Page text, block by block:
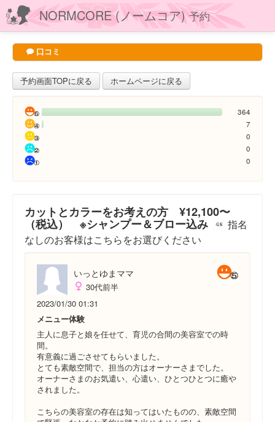
NORMCORE (ノームコア)予約
口コミ
予約画面TOPに戻る ホームページに戻る
364
7
0
0
0
カットとカラーをお考えの方 ¥12,100〜
（税込） ※シャンプー＆ブロー込み
指名
なしのお客様はこちらをお選びください
いっとゆまママ
30代前半
2023/01/30 01:31
メニュー体験
主人に息子と娘を任せて、育児の合間の美容室での時
間。
有意義に過ごさせてもらいました。
とても素敵空間で、担当の方はオーナーさまでした。
オーナーさまのお気遣い、心遣い、ひとつひとつに癒や
されました。
こちらの美容室の存在は知ってはいたものの、素敵空間